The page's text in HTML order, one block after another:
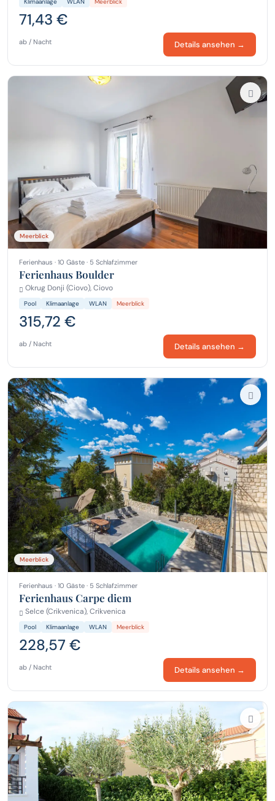
71,43 €
ab / Nacht Details ansehen →
Meerblick
Ferienhaus · 10 Gäste · 5 Schlafzimmer
Ferienhaus Boulder
Okrug Donji (Ciovo), Ciovo
Pool Klimaanlage WLAN Meerblick
315,72 €
ab / Nacht Details ansehen →
Meerblick
Ferienhaus · 10 Gäste · 5 Schlafzimmer
Ferienhaus Carpe diem
Selce (Crikvenica), Crikvenica
Pool Klimaanlage WLAN Meerblick
228,57 €
ab / Nacht Details ansehen →